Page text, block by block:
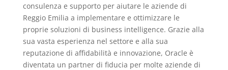
consulenza e supporto per aiutare le aziende di
Reggio Emilia a implementare e ottimizzare le
proprie soluzioni di business intelligence. Grazie alla
sua vasta esperienza nel settore e alla sua
reputazione di affidabilità e innovazione, Oracle è
diventata un partner di fiducia per molte aziende di